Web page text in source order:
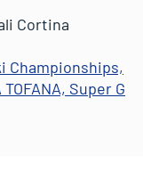
Cortina
Championships,
TOFANA, Super G